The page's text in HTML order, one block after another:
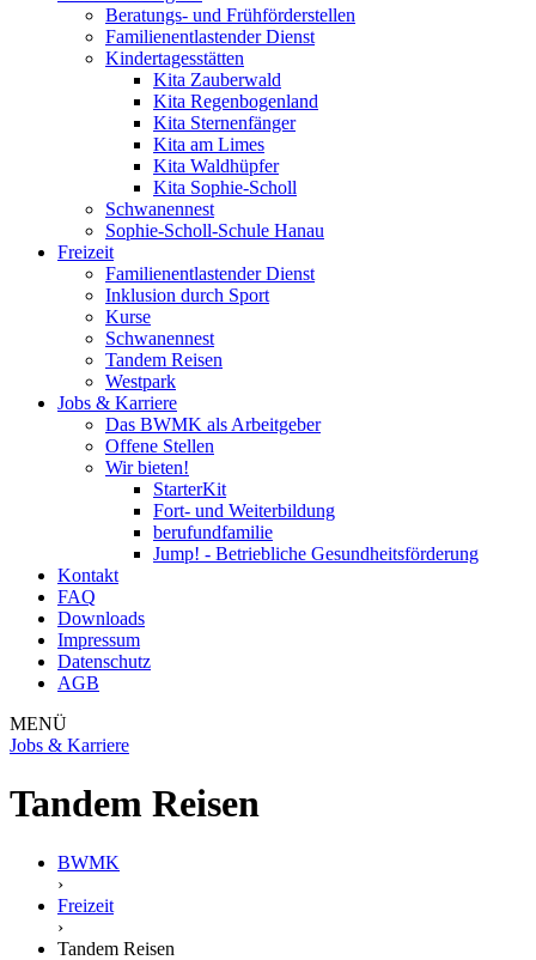
Beratungs- und Frühförder­stellen
Familien­entlastender Dienst
Kinder­tages­stätten
Kita Zauberwald
Kita Regenbogenland
Kita Sternenfänger
Kita am Limes
Kita Waldhüpfer
Kita Sophie-Scholl
Schwanennest
Sophie-Scholl-Schule Hanau
Freizeit
Familien­entlastender Dienst
Inklusion durch Sport
Kurse
Schwanennest
Tandem Reisen
Westpark
Jobs & Karriere
Das BWMK als Arbeitgeber
Offene Stellen
Wir bieten!
StarterKit
Fort- und Weiterbildung
berufundfamilie
Jump! - Betriebliche Gesundheitsförderung
Kontakt
FAQ
Downloads
Impressum
Datenschutz
AGB
MENÜ
Jobs & Karriere
Tandem Reisen
BWMK
›
Freizeit
›
Tandem Reisen